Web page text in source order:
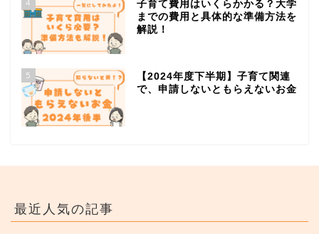
4
子育て費用はいくらかかる？大学
までの費用と具体的な準備方法を
解説！
5
【2024年度下半期】子育て関連
で、申請しないともらえないお金
最近人気の記事